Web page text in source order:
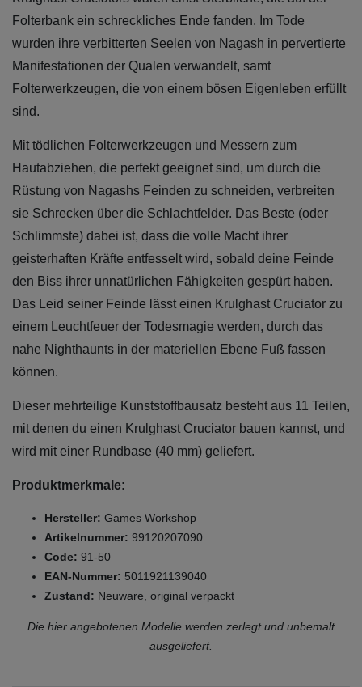
Folterbank ein schreckliches Ende fanden. Im Tode
wurden ihre verbitterten Seelen von Nagash in pervertierte
Manifestationen der Qualen verwandelt, samt
Folterwerkzeugen, die von einem bösen Eigenleben erfüllt
sind.
Mit tödlichen Folterwerkzeugen und Messern zum
Hautabziehen, die perfekt geeignet sind, um durch die
Rüstung von Nagashs Feinden zu schneiden, verbreiten
sie Schrecken über die Schlachtfelder. Das Beste (oder
Schlimmste) dabei ist, dass die volle Macht ihrer
geisterhaften Kräfte entfesselt wird, sobald deine Feinde
den Biss ihrer unnatürlichen Fähigkeiten gespürt haben.
Das Leid seiner Feinde lässt einen Krulghast Cruciator zu
einem Leuchtfeuer der Todesmagie werden, durch das
nahe Nighthaunts in der materiellen Ebene Fuß fassen
können.
Dieser mehrteilige Kunststoffbausatz besteht aus 11 Teilen,
mit denen du einen Krulghast Cruciator bauen kannst, und
wird mit einer Rundbase (40 mm) geliefert.
Produktmerkmale:
Hersteller: Games Workshop
Artikelnummer: 99120207090
Code: 91-50
EAN-Nummer: 5011921139040
Zustand: Neuware, original verpackt
Die hier angebotenen Modelle werden zerlegt und unbemalt
ausgeliefert.